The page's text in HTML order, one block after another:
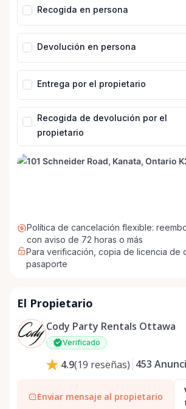
Recogida en persona
Devolución en persona
Entrega por el propietario
Recogida de devolución por el
propietario
Política de cancelación flexible:
con aviso de 72 horas o más
Para verificación, copia de licencia de
pasaporte
El Propietario
Cody Party Rentals Ottawa
Verificado
4.9(19 reseñas) 453
Enviar mensaje al propietario